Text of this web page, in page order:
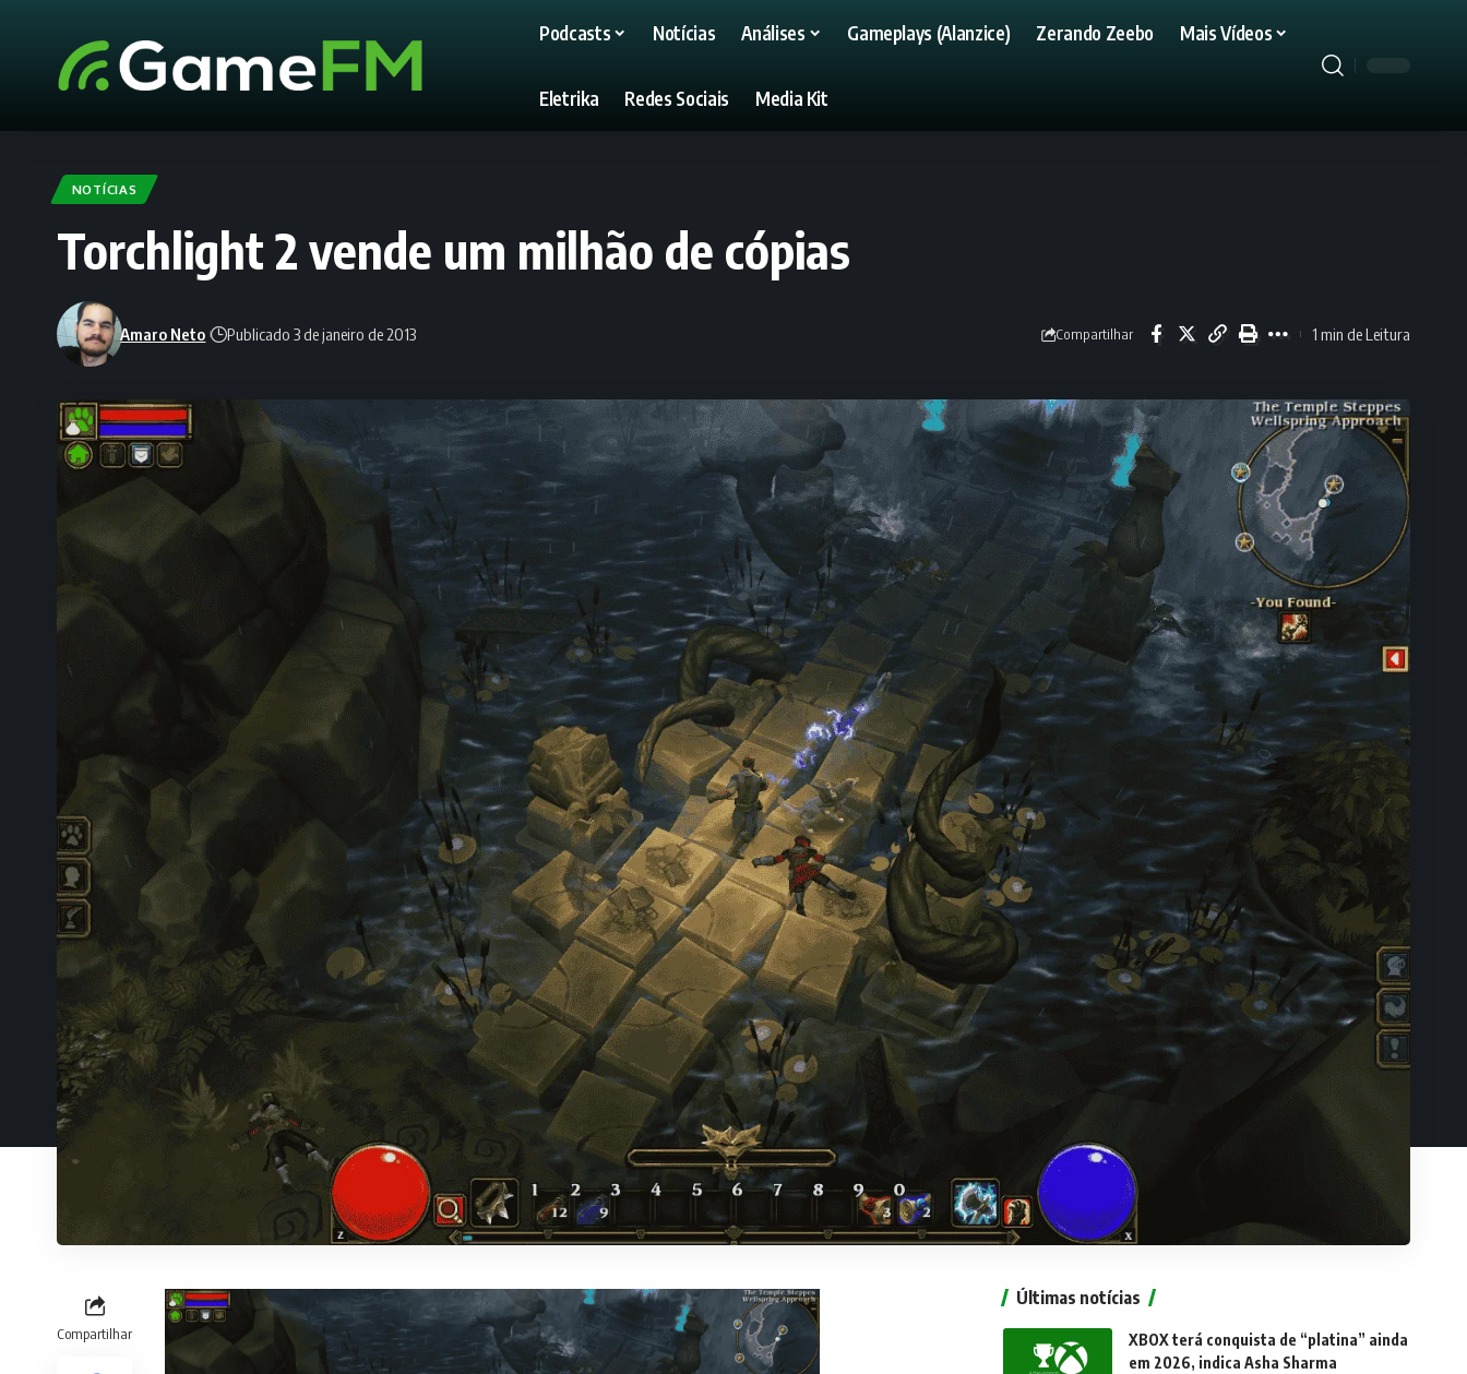
Podcasts Notícias Análises Gameplays (Alanzice) Zerando Zeebo Mais Vídeos
Eletrika Redes Sociais Media Kit
NOTÍCIAS
Torchlight 2 vende um milhão de cópias
Amaro Neto Publicado 3 de janeiro de 2013 Compartilhar 1 min de Leitura
Compartilhar
Últimas notícias
XBOX terá conquista de “platina” ainda
em 2026, indica Asha Sharma